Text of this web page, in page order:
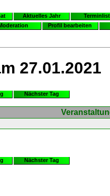
Aktuelles Jahr
Profil bearbeiten
27.01.2021
Nächster Tag
Nächster Tag